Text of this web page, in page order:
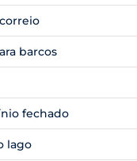
barcos
fechado
lago